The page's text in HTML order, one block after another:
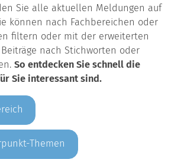
Sie alle aktuellen Meldungen auf
können nach Fachbereichen oder
filtern oder mit der erweiterten
nach Stichworten oder
So entdecken Sie schnell die
Sie interessant sind.
Themen